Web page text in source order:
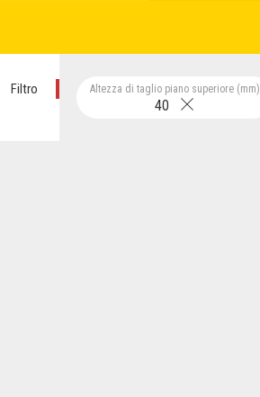
Filtro Altezza di taglio piano superiore (mm)
40